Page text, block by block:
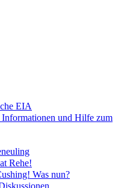
EIA
und Hilfe zum
Rehe!
Was nun?